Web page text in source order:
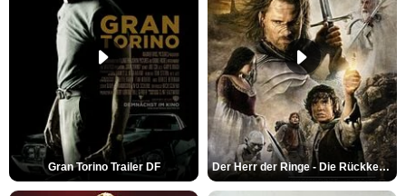
Gran Torino Trailer DF Der Herr der Ringe - Die Rückkehr des Königs Trailer OV